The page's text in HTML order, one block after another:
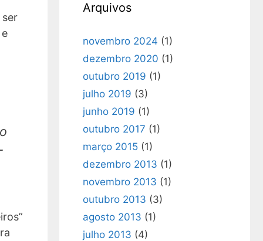
Arquivos
novembro 2024 (1)
dezembro 2020 (1)
outubro 2019 (1)
julho 2019 (3)
junho 2019 (1)
outubro 2017 (1)
março 2015 (1)
dezembro 2013 (1)
novembro 2013 (1)
outubro 2013 (3)
agosto 2013 (1)
julho 2013 (4)